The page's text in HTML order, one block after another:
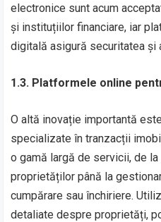
electronice sunt acum
și instituțiilor financiare, iar
digitală asigură securitatea și
1.3. Platformele online
O altă inovație importantă
specializate în tranzacții
o gamă largă de servicii, de
proprietăților până la
cumpărare sau închiriere.
detaliate despre proprietăți,